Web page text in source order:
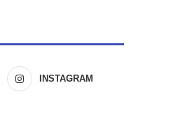
INSTAGRAM